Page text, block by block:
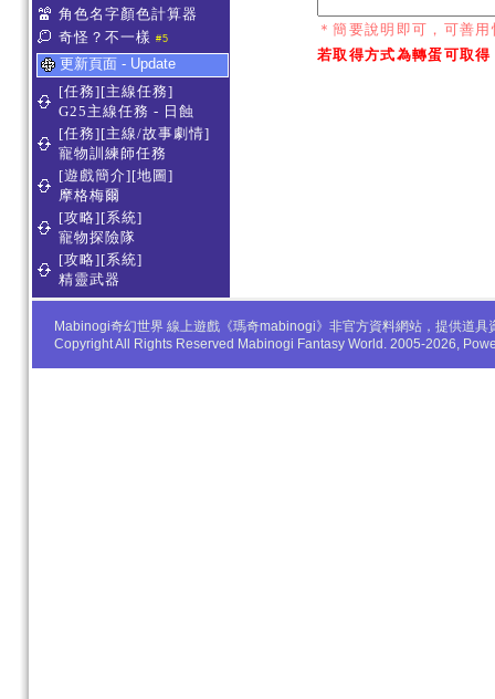
角色名字顏色計算器
奇怪？不一樣 #5
更新頁面 - Update
[任務][主線任務]
G25主線任務 - 日蝕
[任務][主線/故事劇情]
寵物訓練師任務
[遊戲簡介][地圖]
摩格梅爾
[攻略][系統]
寵物探險隊
[攻略][系統]
精靈武器
＊簡要說明即可，可善
若取得方式為轉蛋可取
Mabinogi奇幻世界 線上遊戲《瑪奇mabinogi》非官方資料網站，提供道
Copyright All Rights Reserved Mabinogi Fantasy World. 2005-2026,